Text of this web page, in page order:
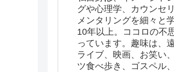
グや心理学、カウンセリ
メンタリングを細々と
10年以上。ココロの不
っています。趣味は、
ライブ、映画、お笑い
ツ食べ歩き、ゴスペル、